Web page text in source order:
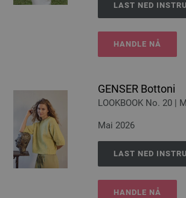
LAST NED
HANDLE NÅ
GENSER Bottoni
LOOKBOOK No. 20 |
Mai 2026
LAST NED
HANDLE NÅ